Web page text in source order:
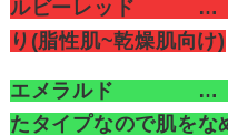
ルビーレッド … さ
り(脂性肌~乾燥肌向け)
エメラルド … 保
たタイプなので肌をな